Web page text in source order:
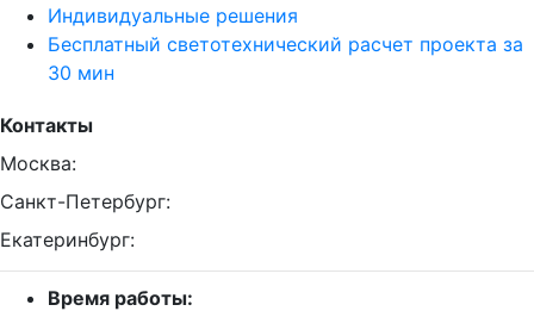
Индивидуальные решения
Бесплатный светотехнический расчет проекта за
30 мин
Контакты
Москва:
Санкт-Петербург:
Екатеринбург:
Время работы: